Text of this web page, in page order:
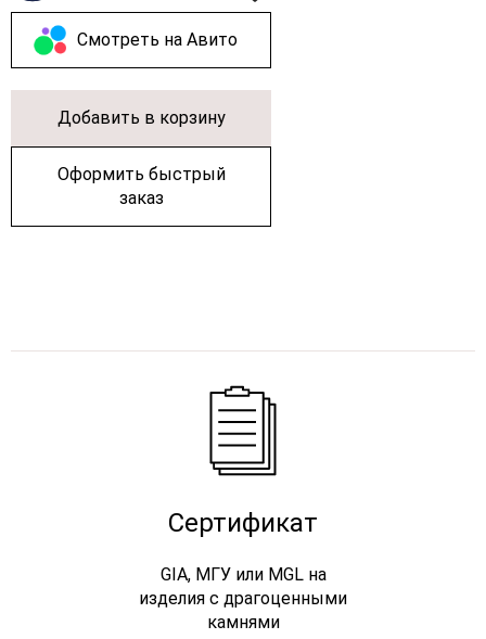
Cмотреть на Авито
Добавить в корзину
Оформить быстрый
заказ
Сертификат
GIA, МГУ или MGL на
изделия с драгоценными
камнями